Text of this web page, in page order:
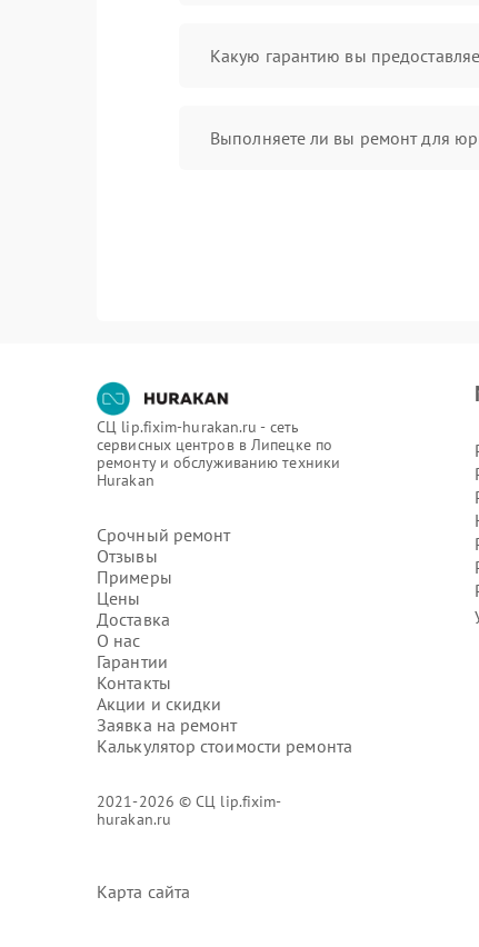
Какую гарантию вы
Выполняете ли вы ремонт для
СЦ lip.fixim-hurakan.ru - сеть
сервисных центров в Липецке по
ремонту и обслуживанию техники
Hurakan
Срочный ремонт
Отзывы
Примеры
Цены
Доставка
О нас
Гарантии
Контакты
Акции и скидки
Заявка на ремонт
Калькулятор стоимости ремонта
2021-2026 © СЦ lip.fixim-
hurakan.ru
Карта сайта